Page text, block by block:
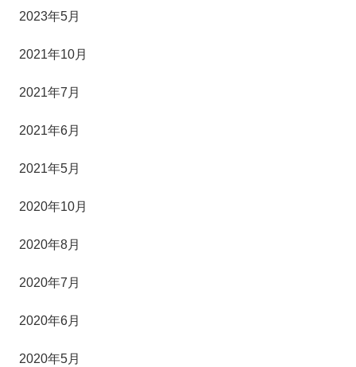
2023年5月
2021年10月
2021年7月
2021年6月
2021年5月
2020年10月
2020年8月
2020年7月
2020年6月
2020年5月